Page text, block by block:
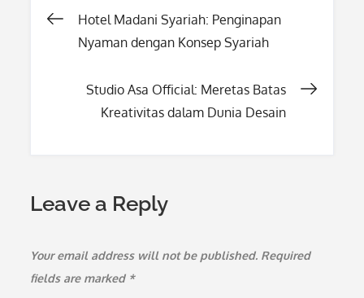
Post
Hotel Madani Syariah: Penginapan
Nyaman dengan Konsep Syariah
Studio Asa Official: Meretas Batas
Kreativitas dalam Dunia Desain
Leave a Reply
Your email address will not be published. Required
fields are marked *